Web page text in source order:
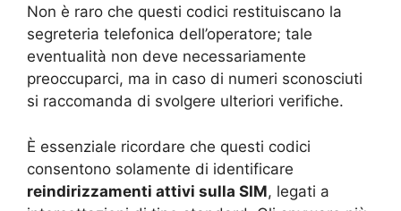
Non è raro che questi codici restituiscano la
segreteria telefonica dell’operatore; tale
eventualità non deve necessariamente
preoccuparci, ma in caso di numeri sconosciuti
si raccomanda di svolgere ulteriori verifiche.
È essenziale ricordare che questi codici
consentono solamente di identificare
reindirizzamenti attivi sulla SIM, legati a